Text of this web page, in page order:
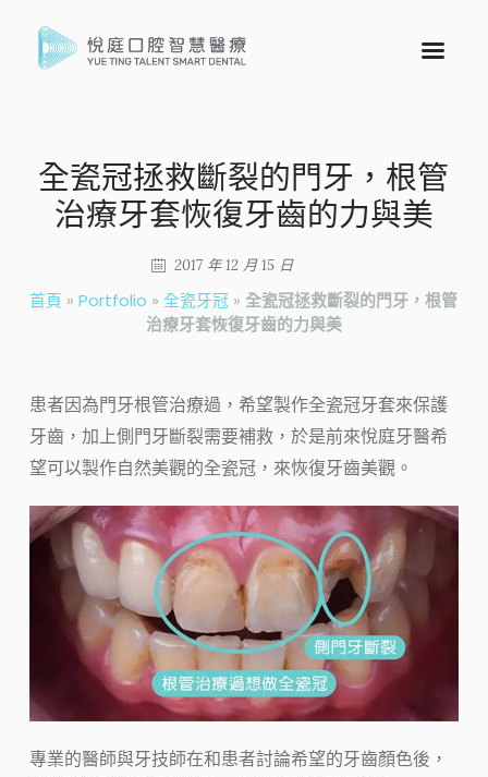
全瓷冠拯救斷裂的門牙，根管
治療牙套恢復牙齒的力與美
2017 年 12 月 15 日
首頁 »Portfolio »全瓷牙冠 » 全瓷冠拯救斷裂的門牙，根管
治療牙套恢復牙齒的力與美
患者因為門牙根管治療過，希望製作全瓷冠牙套來保護
牙齒，加上側門牙斷裂需要補救，於是前來悅庭牙醫希
望可以製作自然美觀的全瓷冠，來恢復牙齒美觀。
專業的醫師與牙技師在和患者討論希望的牙齒顏色後，